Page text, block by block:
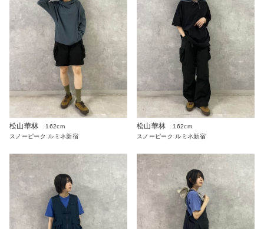
松山華林
162cm
スノーピーク ルミネ新宿
松山華林
162cm
スノーピーク ルミネ新宿